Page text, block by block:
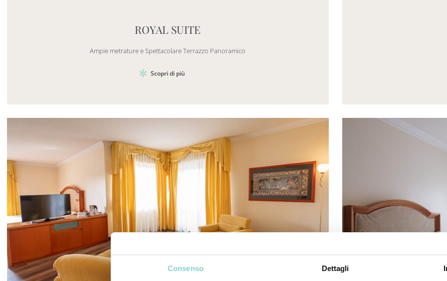
Consenso Dettagli
ROYAL SUITE
Ampie metrature e Spettacolare Terrazzo Panoramico
Scopri di più